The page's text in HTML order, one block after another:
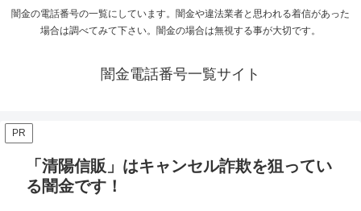
闇金の電話番号の一覧にしています。闇金や違法業者と思われる着信があった
場合は調べてみて下さい。闇金の場合は無視する事が大切です。
闇金電話番号一覧サイト
PR
「清陽信販」はキャンセル詐欺を狙ってい
る闇金です！